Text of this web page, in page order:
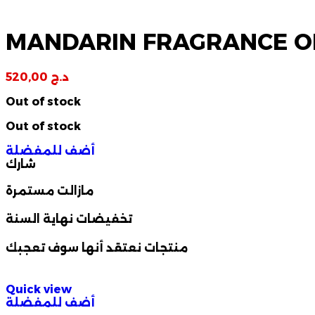
MANDARIN FRAGRANCE
د.ج
Out of stock
Out of stock
أضف للمفضلة
شارك
مازالت مستمرة
تخفيضات نهاية السنة
منتجات نعتقد أنها سوف تعجبك
Quick view
أضف للمفضلة